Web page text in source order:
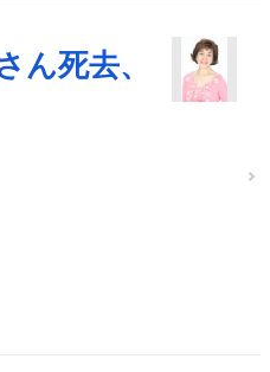
ん死去、